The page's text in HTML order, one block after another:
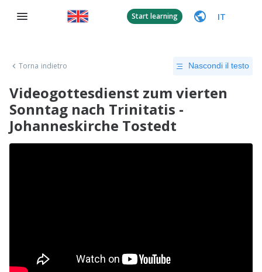
Start learning IT
Torna indietro Nascondi il testo
Videogottesdienst zum vierten
Sonntag nach Trinitatis -
Johanneskirche Tostedt